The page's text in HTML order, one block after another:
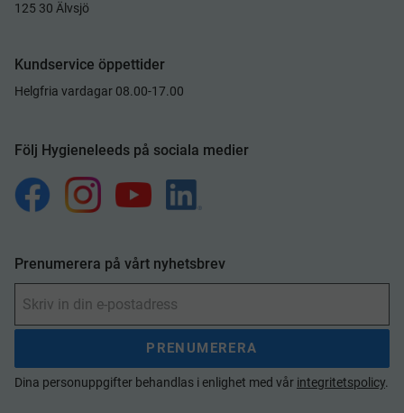
125 30 Älvsjö
Kundservice öppettider
Helgfria vardagar 08.00-17.00
Följ Hygieneleeds på sociala medier
Prenumerera på vårt nyhetsbrev
PRENUMERERA
Dina personuppgifter behandlas i enlighet med vår integritetspolicy.